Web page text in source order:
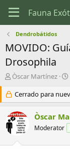
Dendrobátidos
MOVIDO:
Drosophila
I
i
c
i
a
d
Òscar Martínez
Cerrado para
Òscar
Moderator